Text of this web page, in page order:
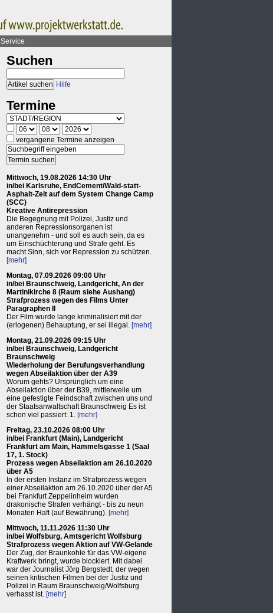
Service
Suchen
Hilfe
Termine
vergangene Termine anzeigen
Mittwoch, 19.08.2026 14:30 Uhr
in/bei Karlsruhe, EndCement/Wald-statt-
Asphalt-Zelt auf dem System Change Camp
(SCC)
Kreative Antirepression
Die Begegnung mit Polizei, Justiz und
anderen Repressionsorganen ist
unangenehm - und soll es auch sein, da es
um Einschüchterung und Strafe geht. Es
macht Sinn, sich vor Repression zu schützen.
[mehr]
Montag, 07.09.2026 09:00 Uhr
in/bei Braunschweig, Landgericht, An der
Martinikirche 8 (Raum siehe Aushang)
Strafprozess wegen des Films Unter
Paragraphen II
Der Film wurde lange kriminalisiert mit der
(erlogenen) Behauptung, er sei illegal. [mehr]
Montag, 21.09.2026 09:15 Uhr
in/bei Braunschweig, Landgericht
Braunschweig
Wiederholung der Berufungsverhandlung
wegen Abseilaktion über der A39
Worum gehts? Ursprünglich um eine
Abseilaktion über der B39, mittlerweile um
eine gefestigte Feindschaft zwischen uns und
der Staatsanwaltschaft Braunschweig Es ist
schon viel passiert: 1. [mehr]
Freitag, 23.10.2026 08:00 Uhr
in/bei Frankfurt (Main), Landgericht
Frankfurt am Main, Hammelsgasse 1 (Saal
17, 1. Stock)
Prozess wegen Abseilaktion am 26.10.2020
über A5
In der ersten Instanz im Strafprozess wegen
einer Abseilaktion am 26.10.2020 über der A5
bei Frankfurt Zeppelinheim wurden
drakonische Strafen verhängt - bis zu neun
Monaten Haft (auf Bewährung). [mehr]
Mittwoch, 11.11.2026 11:30 Uhr
in/bei Wolfsburg, Amtsgericht Wolfsburg
Strafprozess wegen Aktion auf VW-Gelände
Der Zug, der Braunkohle für das VW-eigene
Kraftwerk bringt, wurde blockiert. Mit dabei
war der Journalist Jörg Bergstedt, der wegen
seinen kritischen Filmen bei der Justiz und
Polizei in Raum Braunschweig/Wolfsburg
verhasst ist. [mehr]